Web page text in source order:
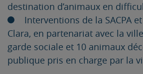
destination d’animaux en
Interventions de la SACPA
Clara, en partenariat avec la
garde sociale et 10 animaux
publique pris en charge par la